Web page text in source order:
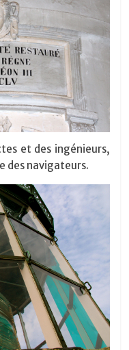
et des ingénieurs,
des navigateurs.